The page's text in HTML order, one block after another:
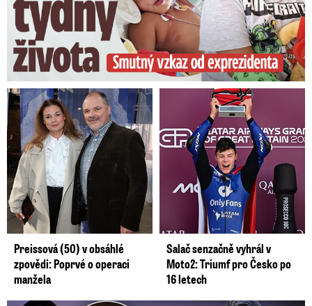
Preissová (50) v obsáhlé
zpovědi: Poprvé o operaci
manžela
Salač senzačně vyhrál v
Moto2: Triumf pro Česko po
16 letech